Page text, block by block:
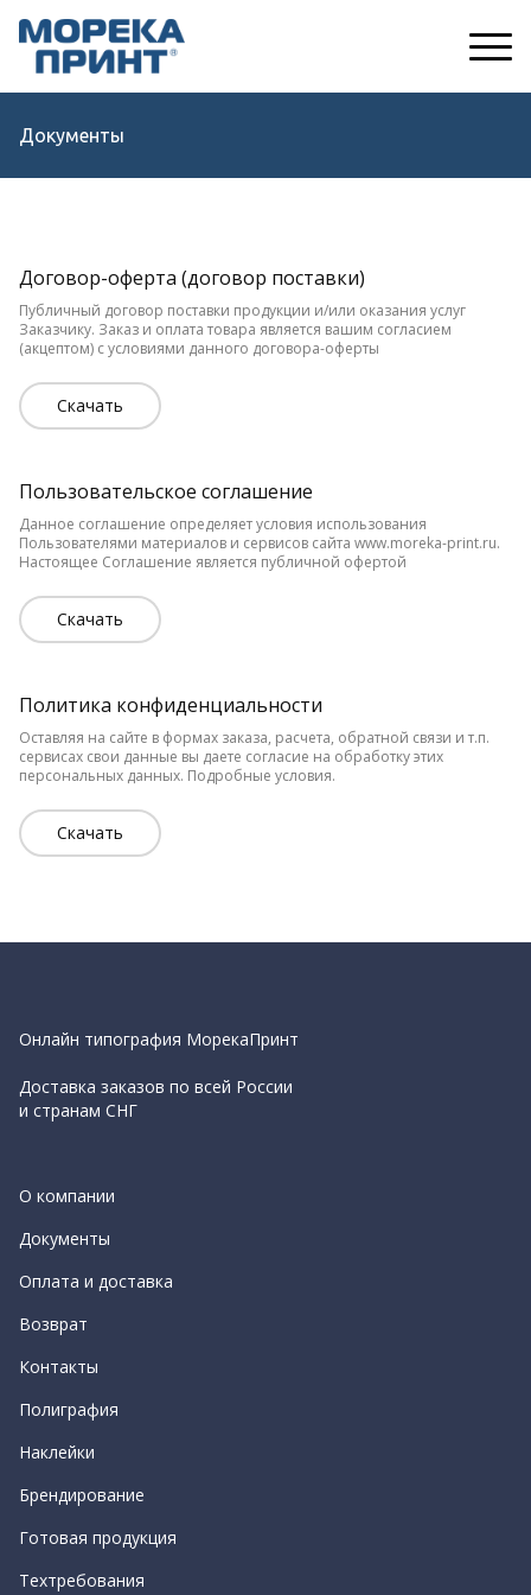
Документы
Договор-оферта (договор поставки)
Публичный договор поставки продукции и/или оказания услуг
Заказчику. Заказ и оплата товара является вашим согласием
(акцептом) с условиями данного договора-оферты
Скачать
Пользовательское соглашение
Данное соглашение определяет условия использования
Пользователями материалов и сервисов сайта www.moreka-print.ru.
Настоящее Соглашение является публичной офертой
Скачать
Политика конфиденциальности
Оставляя на сайте в формах заказа, расчета, обратной связи и т.п.
сервисах свои данные вы даете согласие на обработку этих
персональных данных. Подробные условия.
Скачать
Онлайн типография МорекаПринт
Доставка заказов по всей России
и странам СНГ
О компании
Документы
Оплата и доставка
Возврат
Контакты
Полиграфия
Наклейки
Брендирование
Готовая продукция
Техтребования